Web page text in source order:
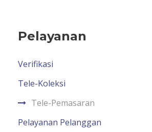
Pelayanan
Verifikasi
Tele-Koleksi
Tele-Pemasaran
Pelayanan Pelanggan